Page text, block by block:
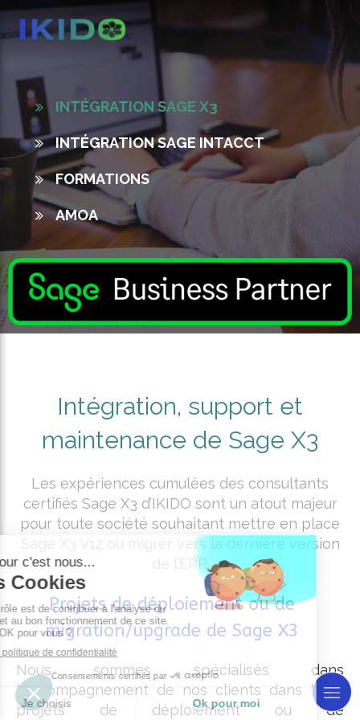
INTÉGRATION SAGE X3
INTÉGRATION SAGE INTACCT
FORMATIONS
AMOA
Intégration, support et
maintenance de Sage X3
Les expériences cumulées des consultants
certifiés Sage X3 d’IKIDO sont un atout majeur
pour toute société souhaitant mettre en place
Sage X3 V12 ou migrer vers la dernière version
de l’ERP.
Projets de déploiement ou de
migration/upgrade de Sage X3
Nous sommes spécialisés dans
l'accompagnement de nos clients dans leurs
projets de déploiement ou de